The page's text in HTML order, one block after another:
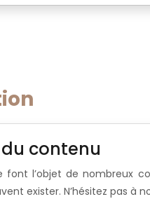
contenu
l’objet de nombreux
exister. N’hésitez pas à